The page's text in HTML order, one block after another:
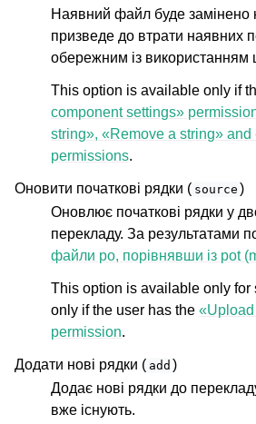
Наявний файл буде
призведе до втрати наявних
обережним із використанням
This option is available only if
component settings»
string», «Remove a string»
permissions.
Оновити початкові рядки ( source )
Оновлює початкові рядки у
перекладу. За результатами
файли po, порівнявши із pot
This option is available only for
only if the user has the
permission.
Додати нові рядки ( add )
Додає нові рядки до
вже існують.